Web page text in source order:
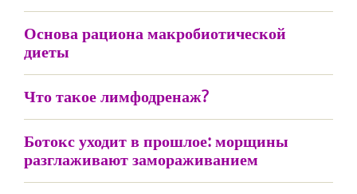
Основа рациона макробиотической
диеты
Что такое лимфодренаж?
Ботокс уходит в прошлое: морщины
разглаживают замораживанием